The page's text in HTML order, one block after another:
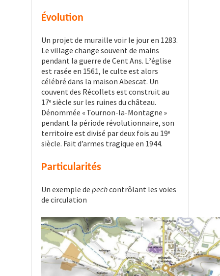
Évolution
Un projet de muraille voir le jour en 1283.
Le village change souvent de mains
pendant la guerre de Cent Ans. L’église
est rasée en 1561, le culte est alors
célébré dans la maison Abescat. Un
couvent des Récollets est construit au
17e siècle sur les ruines du château.
Dénommée « Tournon-la-Montagne »
pendant la période révolutionnaire, son
territoire est divisé par deux fois au 19e
siècle. Fait d’armes tragique en 1944.
Particularités
Un exemple de pechcontrôlant les voies
de circulation